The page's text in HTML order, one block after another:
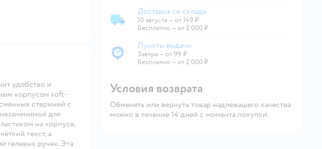
Доставка со склада
Доставка со склада
10 августа—от 149 ₽
Бесплатно — от 2 000 ₽
Пункты выдачи
Пункты выдачи
Завтра—от 99 ₽
Бесплатно — от 2 000 ₽
Условия возврата
Обменять или вернуть товар надлежащего качества
можно в течение 14 дней с момента покупки.
удобство и
корпусом soft-
стержней с
для
на корпусе,
текст, а
гелевых ручек. Эта